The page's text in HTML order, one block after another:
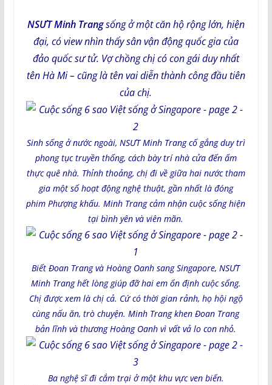
NSƯT Minh Trangsống ở một căn hộ rộng lớn, hiện
đại, có view nhìn thấy sân vận động quốc gia của
đảo quốc sư tử. Vợ chồng chị có con gái duy nhất
tên Hà Mi – cũng là tên vai diễn thành công đầu tiên
của chị.
Sinh sống ở nước ngoài, NSƯT Minh Trang cố gắng duy trì
phong tục truyền thống, cách bày trí nhà cửa đến ẩm
thực quê nhà. Thỉnh thoảng, chị đi về giữa hai nước tham
gia một số hoạt động nghệ thuật, gần nhất là đóng
phim Phượng khấu. Minh Trang cảm nhận cuộc sống hiện
tại bình yên và viên mãn.
Biết Đoan Trang và Hoàng Oanh sang Singapore, NSƯT
Minh Trang hết lòng giúp đỡ hai em ổn định cuộc sống.
Chị được xem là chị cả. Cứ có thời gian rảnh, họ hội ngộ
cùng nấu ăn, trò chuyện. Minh Trang khen Đoan Trang
bản lĩnh và thương Hoàng Oanh vì vất vả lo con nhỏ.
Ba nghệ sĩ đi cắm trại ở một khu vực ven biển.